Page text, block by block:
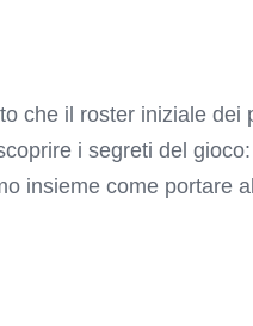
che il roster iniziale dei
i segreti del
insieme come portare